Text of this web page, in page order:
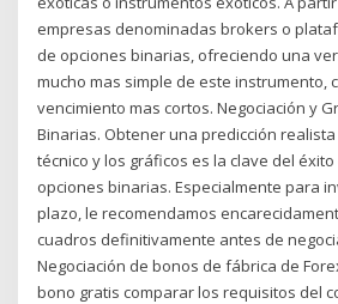
empresas denominadas brokers o
de opciones binarias, ofreciendo una
mucho mas simple de este instrumento,
vencimiento mas cortos. Negociación y
Binarias. Obtener una predicción
técnico y los gráficos es la clave del
opciones binarias. Especialmente para
plazo, le recomendamos
cuadros definitivamente antes de
Negociación de bonos de fábrica de
bono gratis comparar los requisitos del